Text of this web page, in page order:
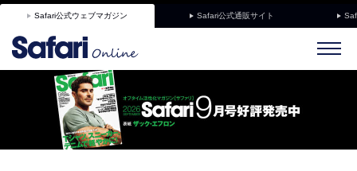
Safari公式ウェブマガジン Safari公式通販サイト